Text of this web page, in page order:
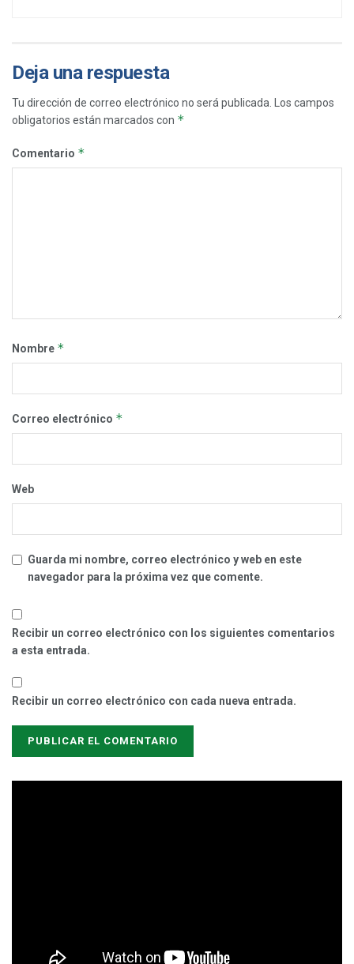
Deja una respuesta
Tu dirección de correo electrónico no será publicada. Los campos
obligatorios están marcados con *
Comentario *
Nombre *
Correo electrónico *
Web
Guarda mi nombre, correo electrónico y web en este
navegador para la próxima vez que comente.
Recibir un correo electrónico con los siguientes comentarios
a esta entrada.
Recibir un correo electrónico con cada nueva entrada.